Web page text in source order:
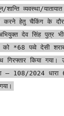
शान्ति व्यवस्था/
करने हेतु चैकिंग के
देव सिंह पुत्र भीम
को *68 पव्वे देसी
किया गया।
– 108/2024